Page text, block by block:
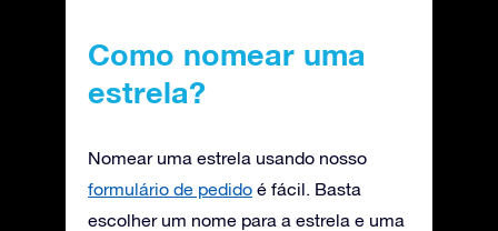
Como nomear uma
estrela?
Nomear uma estrela usando nosso
formulário de pedido é fácil. Basta
escolher um nome para a estrela e uma